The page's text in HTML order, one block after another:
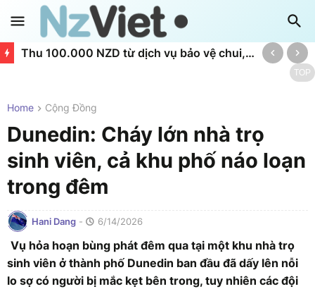
Thu 100.000 NZD từ dịch vụ bảo vệ chui, một đối tượng bị hầu tòa
TOP
Home Cộng Đồng
Dunedin: Cháy lớn nhà trọ
sinh viên, cả khu phố náo loạn
trong đêm
Hani Dang - 6/14/2026
Vụ hỏa hoạn bùng phát đêm qua tại một khu nhà trọ
sinh viên ở thành phố Dunedin ban đầu đã dấy lên nỗi
lo sợ có người bị mắc kẹt bên trong, tuy nhiên các đội